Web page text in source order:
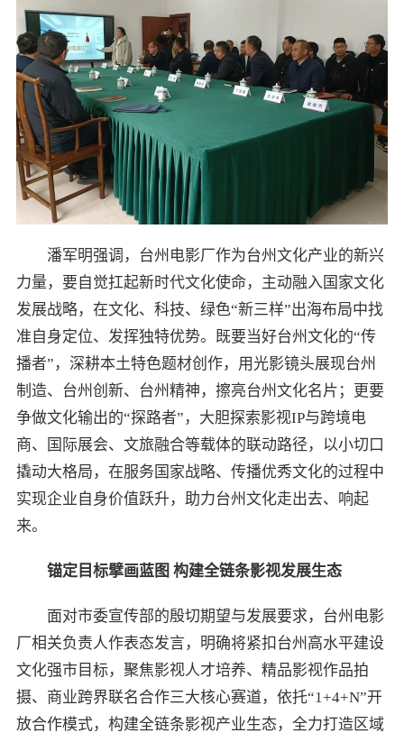
潘军明强调，台州电影厂作为台州文化产业的新兴
力量，要自觉扛起新时代文化使命，主动融入国家文化
发展战略，在文化、科技、绿色“新三样”出海布局中找
准自身定位、发挥独特优势。既要当好台州文化的“传
播者”，深耕本土特色题材创作，用光影镜头展现台州
制造、台州创新、台州精神，擦亮台州文化名片；更要
争做文化输出的“探路者”，大胆探索影视IP与跨境电
商、国际展会、文旅融合等载体的联动路径，以小切口
撬动大格局，在服务国家战略、传播优秀文化的过程中
实现企业自身价值跃升，助力台州文化走出去、响起
来。
锚定目标擘画蓝图 构建全链条影视发展生态
面对市委宣传部的殷切期望与发展要求，台州电影
厂相关负责人作表态发言，明确将紧扣台州高水平建设
文化强市目标，聚焦影视人才培养、精品影视作品拍
摄、商业跨界联名合作三大核心赛道，依托“1+4+N”开
放合作模式，构建全链条影视产业生态，全力打造区域